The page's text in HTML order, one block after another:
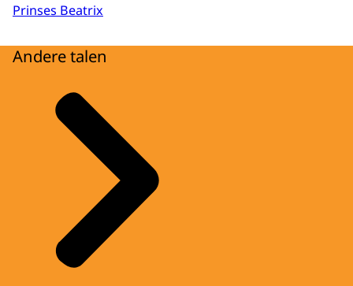
Prinses Beatrix
Andere talen